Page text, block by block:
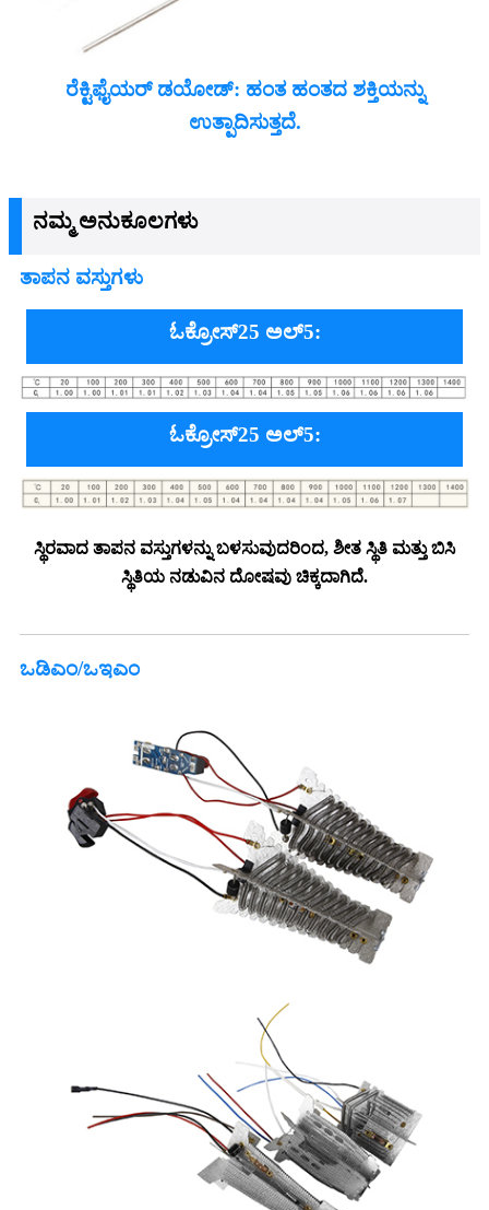
ರೆಕ್ಟಿಫೈಯರ್ ಡಯೋಡ್: ಹಂತ ಹಂತದ ಶಕ್ತಿಯನ್ನು
ಉತ್ಪಾದಿಸುತ್ತದೆ.
ನಮ್ಮ ಅನುಕೂಲಗಳು
ತಾಪನ ವಸ್ತುಗಳು
ಓಕ್ರೋಸ್25 ಅಲ್5:
ಓಕ್ರೋಸ್25 ಅಲ್5:
ಸ್ಥಿರವಾದ ತಾಪನ ವಸ್ತುಗಳನ್ನು ಬಳಸುವುದರಿಂದ, ಶೀತ ಸ್ಥಿತಿ ಮತ್ತು ಬಿಸಿ
ಸ್ಥಿತಿಯ ನಡುವಿನ ದೋಷವು ಚಿಕ್ಕದಾಗಿದೆ.
ಒಡಿಎಂ/ಒಇಎಂ